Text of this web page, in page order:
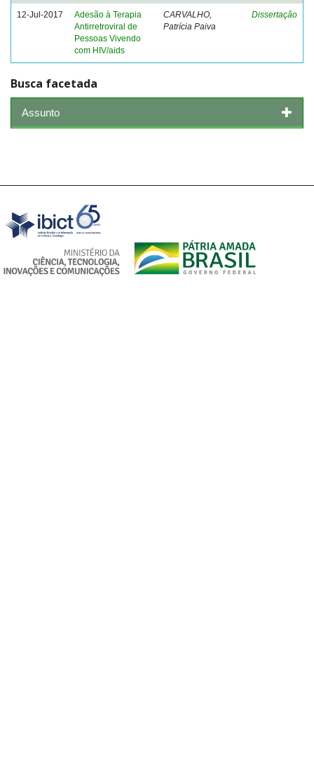
12-Jul-2017
Adesão à Terapia
Antirretroviral de
Pessoas Vivendo
com HIV/aids
CARVALHO,
Patrícia Paiva
Dissertação
Busca facetada
Assunto